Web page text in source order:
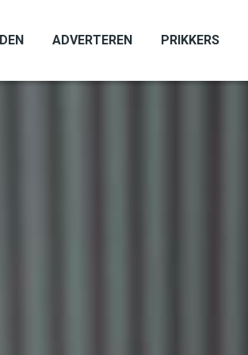
ADVERTEREN PRIKKERS